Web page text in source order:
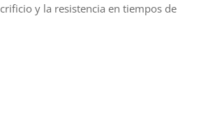
y la resistencia en tiempos de